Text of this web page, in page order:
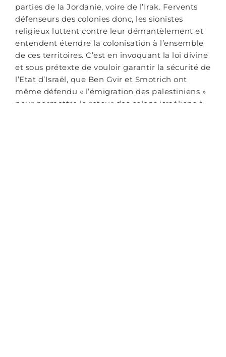
parties de la Jordanie, voire de l’Irak. Fervents
défenseurs des colonies donc, les sionistes
religieux luttent contre leur démantèlement et
entendent étendre la colonisation à l’ensemble
de ces territoires. C’est en invoquant la loi divine
et sous prétexte de vouloir garantir la sécurité de
l’Etat d’Israël, que Ben Gvir et Smotrich ont
même défendu « l’émigration des palestiniens »
pour permettre le retour des colons israéliens à